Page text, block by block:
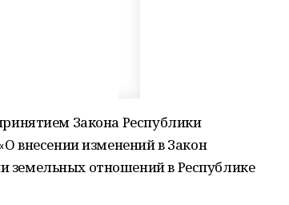
Закона Республики
внесении изменений в Закон
земельных отношений в Республике